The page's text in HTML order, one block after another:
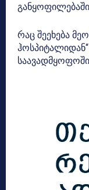
რაც შეეხება